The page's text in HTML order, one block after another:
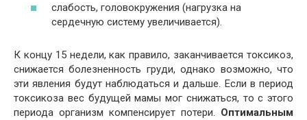
слабость, головокружения (нагрузка на
сердечную систему увеличивается).
К концу 15 недели, как правило, заканчивается токсикоз,
снижается болезненность груди, однако возможно, что
эти явления будут наблюдаться и дальше. Если в период
токсикоза вес будущей мамы мог снижаться, то с этого
периода организм компенсирует потери. Оптимальным